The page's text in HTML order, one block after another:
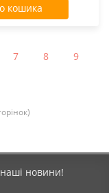
кошика
7 8 9
новини!